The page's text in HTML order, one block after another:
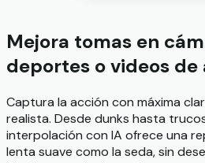
Mejora tomas en
deportes o videos de
Captura la acción con máxima
realista. Desde dunks hasta
interpolación con IA ofrece una
lenta suave como la seda, sin